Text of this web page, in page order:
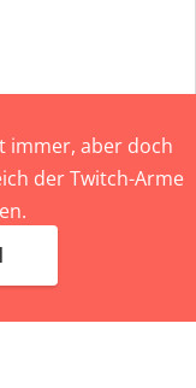
immer, aber doch
der Twitch-Arme